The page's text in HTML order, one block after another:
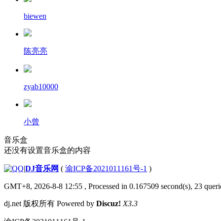
biewen
陈亮亮
zyab10000
小曾
音乐盒
还没有设置音乐盒的内容
|DJ音乐网 ( 渝ICP备2021011161号-1 )
GMT+8, 2026-8-8 12:55 , Processed in 0.167509 second(s), 23
dj.net 版权所有 Powered by Discuz! X3.3